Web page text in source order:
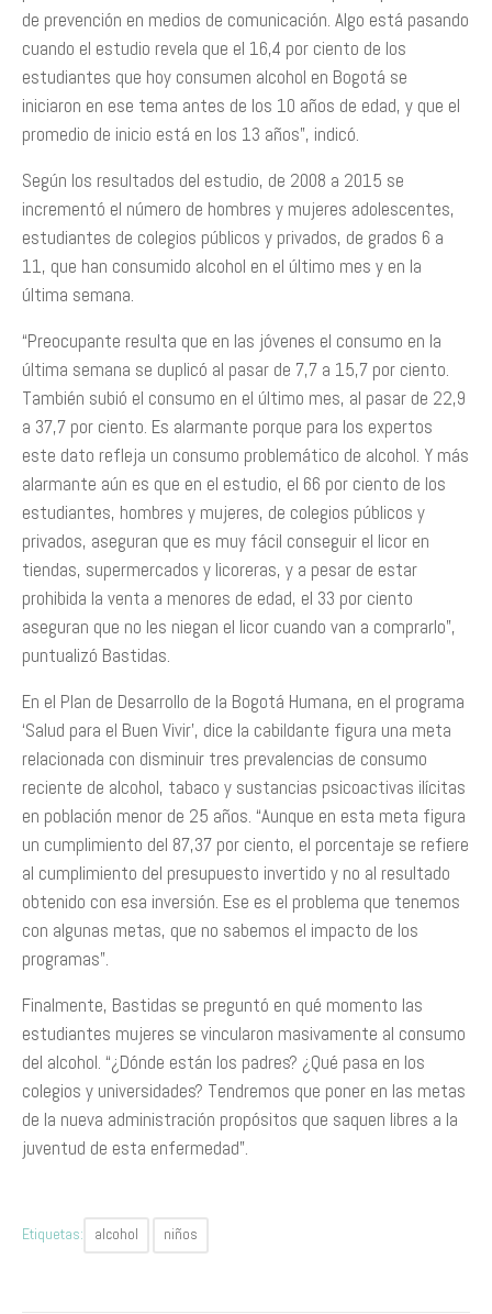
de prevención en medios de comunicación. Algo está pasando
cuando el estudio revela que el 16,4 por ciento de los
estudiantes que hoy consumen alcohol en Bogotá se
iniciaron en ese tema antes de los 10 años de edad, y que el
promedio de inicio está en los 13 años”, indicó.
Según los resultados del estudio, de 2008 a 2015 se
incrementó el número de hombres y mujeres adolescentes,
estudiantes de colegios públicos y privados, de grados 6 a
11, que han consumido alcohol en el último mes y en la
última semana.
“Preocupante resulta que en las jóvenes el consumo en la
última semana se duplicó al pasar de 7,7 a 15,7 por ciento.
También subió el consumo en el último mes, al pasar de 22,9
a 37,7 por ciento. Es alarmante porque para los expertos
este dato refleja un consumo problemático de alcohol. Y más
alarmante aún es que en el estudio, el 66 por ciento de los
estudiantes, hombres y mujeres, de colegios públicos y
privados, aseguran que es muy fácil conseguir el licor en
tiendas, supermercados y licoreras, y a pesar de estar
prohibida la venta a menores de edad, el 33 por ciento
aseguran que no les niegan el licor cuando van a comprarlo”,
puntualizó Bastidas.
En el Plan de Desarrollo de la Bogotá Humana, en el programa
‘Salud para el Buen Vivir’, dice la cabildante figura una meta
relacionada con disminuir tres prevalencias de consumo
reciente de alcohol, tabaco y sustancias psicoactivas ilícitas
en población menor de 25 años. “Aunque en esta meta figura
un cumplimiento del 87,37 por ciento, el porcentaje se refiere
al cumplimiento del presupuesto invertido y no al resultado
obtenido con esa inversión. Ese es el problema que tenemos
con algunas metas, que no sabemos el impacto de los
programas”.
Finalmente, Bastidas se preguntó en qué momento las
estudiantes mujeres se vincularon masivamente al consumo
del alcohol. “¿Dónde están los padres? ¿Qué pasa en los
colegios y universidades? Tendremos que poner en las metas
de la nueva administración propósitos que saquen libres a la
juventud de esta enfermedad”.
Etiquetas: alcohol niños